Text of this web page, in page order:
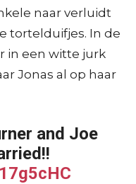
naar verluidt
tortelduifjes. In de
in een witte jurk
Jonas al op haar
and Joe